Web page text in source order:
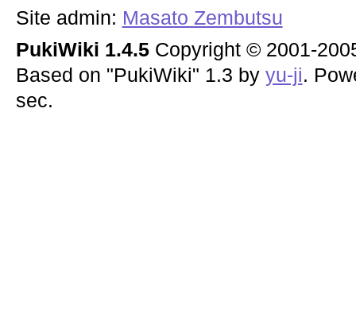
Site admin: Masato Zembutsu
PukiWiki 1.4.5Copyright © 2001-
Based on "PukiWiki" 1.3 by yu-ji.
sec.